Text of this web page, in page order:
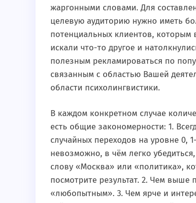
жаргонными словами. Для
целевую аудиторию нужно иметь
потенциальных клиентов,
искали что-то другое и
полезным рекламироваться по
связанным с областью Вашей
области психолингвистики.
В каждом конкретном случае
есть общие закономерности: 1.
случайных переходов на уровне 0,
невозможно, в чём легко
слову «Москва» или «политика»,
посмотрите результат. 2. Чем выше
«любопытным». 3. Чем ярче и